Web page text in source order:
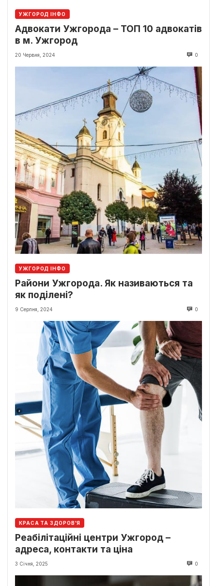
УЖГОРОД ІНФО
Адвокати Ужгорода – ТОП 10 адвокатів
в м. Ужгород
20 Червня, 2024 0
УЖГОРОД ІНФО
Райони Ужгорода. Як називаються та
як поділені?
9 Серпня, 2024 0
КРАСА ТА ЗДОРОВ'Я
Реабілітаційні центри Ужгород –
адреса, контакти та ціна
3 Січня, 2025 0